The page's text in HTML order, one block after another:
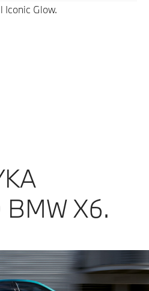
Iconic Glow.
BMW X6.